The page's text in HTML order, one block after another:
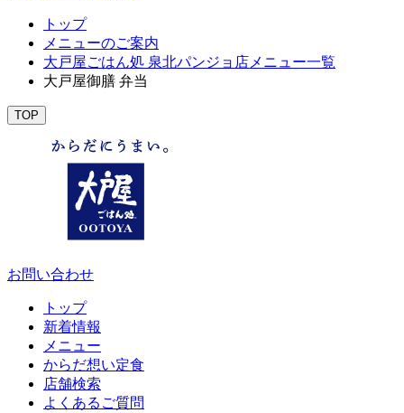
トップ
メニューのご案内
大戸屋ごはん処 泉北パンジョ店メニュー一覧
大戸屋御膳 弁当
TOP
お問い合わせ
トップ
新着情報
メニュー
からだ想い定食
店舗検索
よくあるご質問